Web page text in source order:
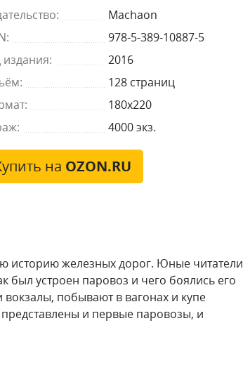
Machaon
978-5-389-10887-5
издания:
2016
128 страниц
180x220
4000 экз.
на OZON.RU
историю железных дорог. Юные читатели
был устроен паровоз и чего боялись его
побывают в вагонах и купе
и первые паровозы, и